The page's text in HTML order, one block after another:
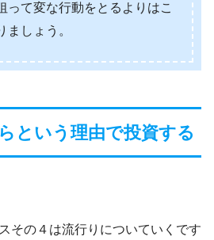
って変な行動をとるよりはこ
ましょう。
という理由で投資する
その４は流行りについていくです